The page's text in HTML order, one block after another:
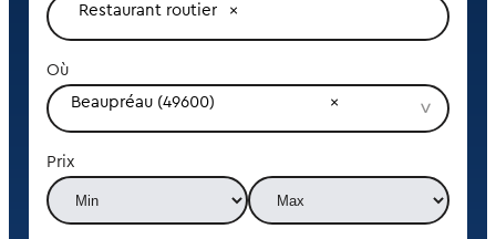
Restaurant routier
Où
Beaupréau (49600)
Prix